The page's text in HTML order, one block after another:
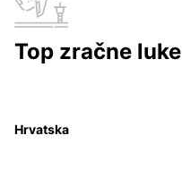
Top zračne luke
Hrvatska